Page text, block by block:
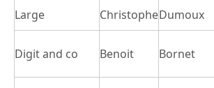
Large
ChristopheDumoux
Digit and co Benoit Bornet